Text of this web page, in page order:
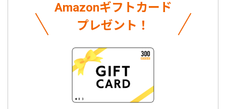
Amazonギフトカード
プレゼント！